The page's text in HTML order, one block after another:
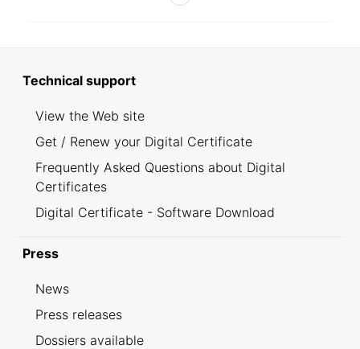
Technical support
View the Web site
Get / Renew your Digital Certificate
Frequently Asked Questions about Digital
Certificates
Digital Certificate - Software Download
Press
News
Press releases
Dossiers available